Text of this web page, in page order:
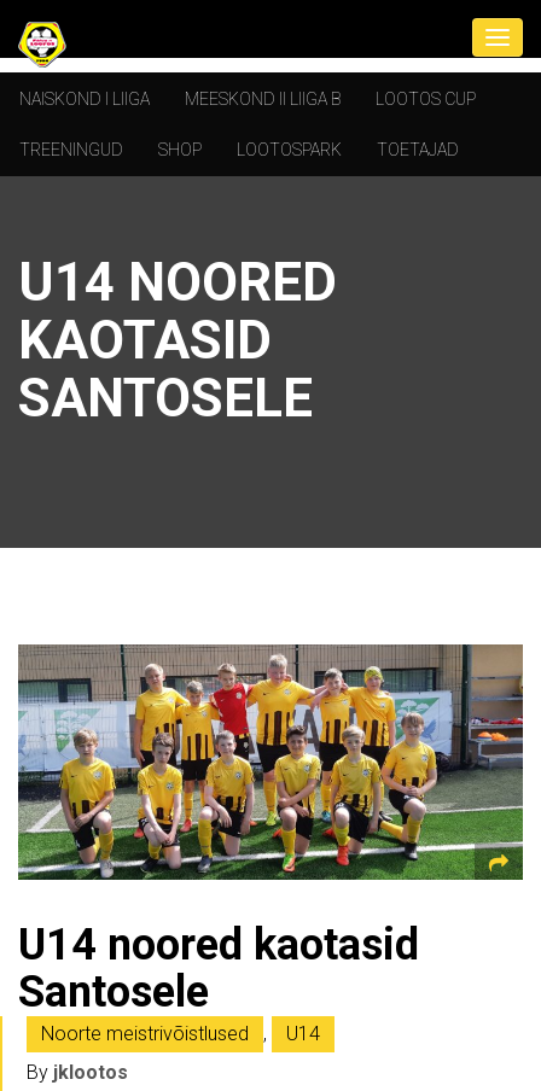
NAISKOND I LIIGA MEESKOND II LIIGA B LOOTOS CUP
TREENINGUD SHOP LOOTOSPARK TOETAJAD
U14 NOORED
KAOTASID
SANTOSELE
U14 noored kaotasid
Santosele
Noorte meistrivõistlused ,
U14
By jklootos